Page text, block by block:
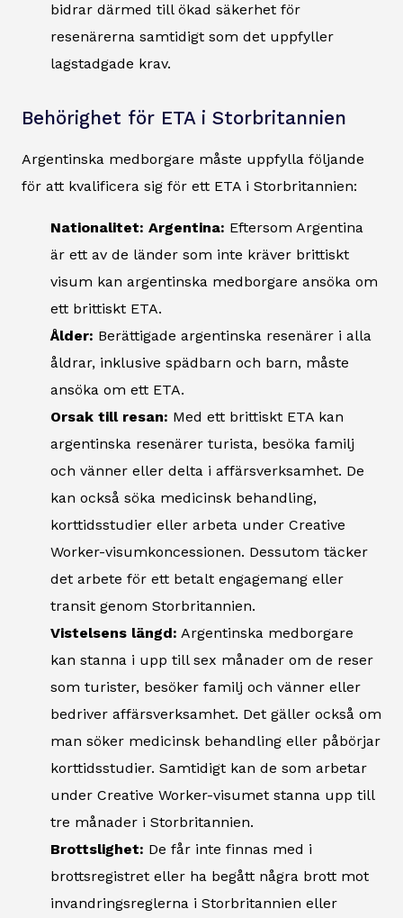
bidrar därmed till ökad säkerhet för
resenärerna samtidigt som det uppfyller
lagstadgade krav.
Behörighet för ETA i Storbritannien
Argentinska medborgare måste uppfylla följande
för att kvalificera sig för ett ETA i Storbritannien:
Nationalitet: Argentina: Eftersom Argentina
är ett av de länder som inte kräver brittiskt
visum kan argentinska medborgare ansöka om
ett brittiskt ETA.
Ålder: Berättigade argentinska resenärer i alla
åldrar, inklusive spädbarn och barn, måste
ansöka om ett ETA.
Orsak till resan: Med ett brittiskt ETA kan
argentinska resenärer turista, besöka familj
och vänner eller delta i affärsverksamhet. De
kan också söka medicinsk behandling,
korttidsstudier eller arbeta under Creative
Worker-visumkoncessionen. Dessutom täcker
det arbete för ett betalt engagemang eller
transit genom Storbritannien.
Vistelsens längd: Argentinska medborgare
kan stanna i upp till sex månader om de reser
som turister, besöker familj och vänner eller
bedriver affärsverksamhet. Det gäller också om
man söker medicinsk behandling eller påbörjar
korttidsstudier. Samtidigt kan de som arbetar
under Creative Worker-visumet stanna upp till
tre månader i Storbritannien.
Brottslighet: De får inte finnas med i
brottsregistret eller ha begått några brott mot
invandringsreglerna i Storbritannien eller